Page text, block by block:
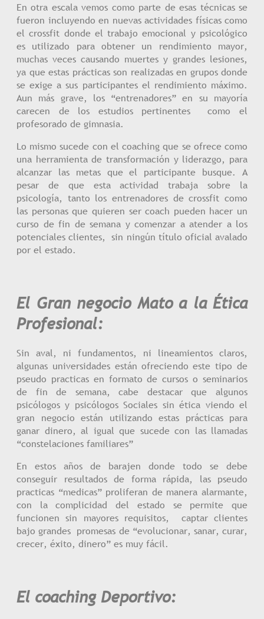
En otra escala vemos como parte de esas técnicas se
fueron incluyendo en nuevas actividades físicas como
el crossfit donde el trabajo emocional y psicológico
es utilizado para obtener un rendimiento mayor,
muchas veces causando muertes y grandes lesiones,
ya que estas prácticas son realizadas en grupos donde
se exige a sus participantes el rendimiento máximo.
Aun más grave, los “entrenadores” en su mayoría
carecen de los estudios pertinentes como el
profesorado de gimnasia.
Lo mismo sucede con el coaching que se ofrece como
una herramienta de transformación y liderazgo, para
alcanzar las metas que el participante busque. A
pesar de que esta actividad trabaja sobre la
psicología, tanto los entrenadores de crossfit como
las personas que quieren ser coach pueden hacer un
curso de fin de semana y comenzar a atender a los
potenciales clientes, sin ningún título oficial avalado
por el estado.
El Gran negocio Mato a la Ética
Profesional:
Sin aval, ni fundamentos, ni lineamientos claros,
algunas universidades están ofreciendo este tipo de
pseudo practicas en formato de cursos o seminarios
de fin de semana, cabe destacar que algunos
psicólogos y psicólogos Sociales sin ética viendo el
gran negocio están utilizando estas prácticas para
ganar dinero, al igual que sucede con las llamadas
“constelaciones familiares”
En estos años de barajen donde todo se debe
conseguir resultados de forma rápida, las pseudo
practicas “medicas” proliferan de manera alarmante,
con la complicidad del estado se permite que
funcionen sin mayores requisitos, captar clientes
bajo grandes promesas de “evolucionar, sanar, curar,
crecer, éxito, dinero” es muy fácil.
El coaching Deportivo: